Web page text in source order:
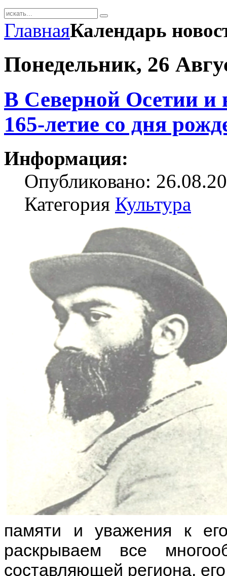
ГлавнаяКалендарь
Понедельник, 26
В Северной Осетии и
165-летие со дня
Информация:
Опубликовано:
Категория Культура
памяти и уважения к
раскрываем все
составляющей региона,